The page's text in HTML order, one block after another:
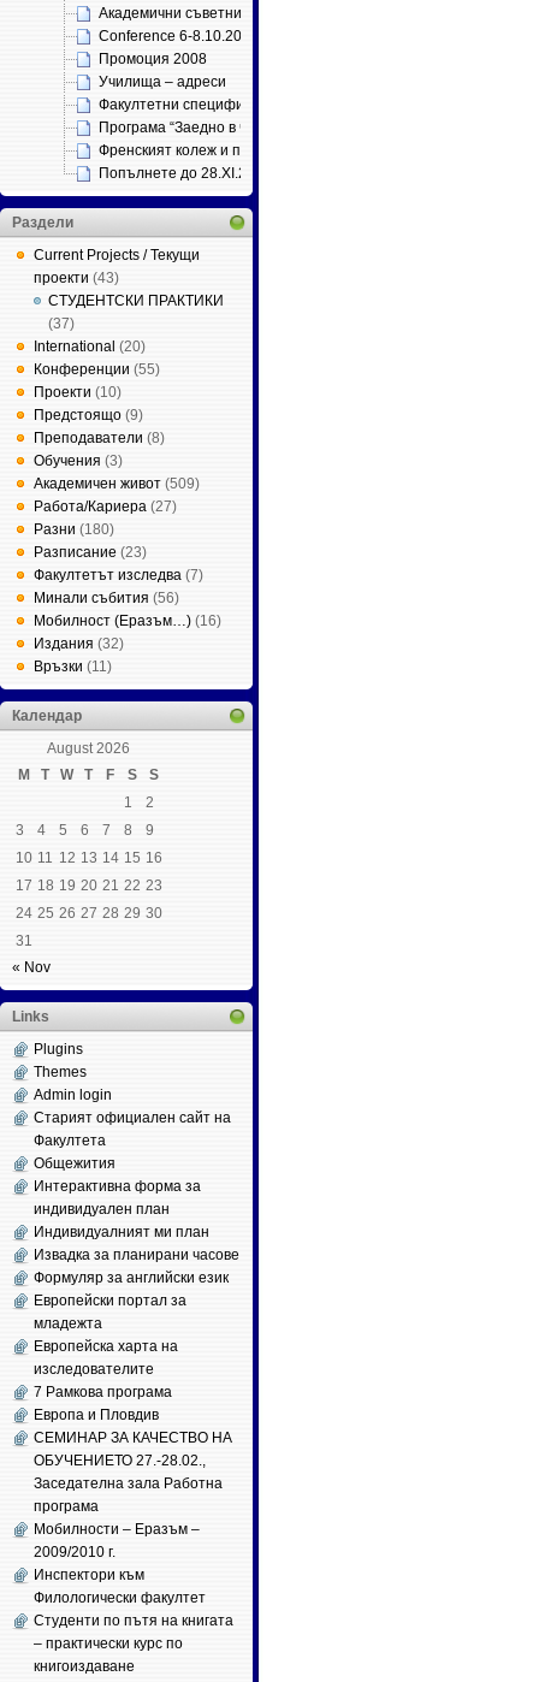
Академични съветници
Conference 6-8.10.2011
Промоция 2008
Училища – адреси
Факултетни специфични изисквания по ЗРАС
Програма “Заедно в час”
Френският колеж и проф. Петър Динеков
Попълнете до 28.ХІ.2012
Раздели
Current Projects / Текущи
проекти (43)
СТУДЕНТСКИ ПРАКТИКИ
(37)
International (20)
Конференции (55)
Проекти (10)
Предстоящо (9)
Преподаватели (8)
Обучения (3)
Академичен живот (509)
Работа/Кариера (27)
Разни (180)
Разписание (23)
Факултетът изследва (7)
Минали събития (56)
Мобилност (Еразъм…) (16)
Издания (32)
Връзки (11)
Календар
August 2026
M
T W T F S
S
1
2
3
4 5 6 7 8
9
10 11 12 13 14 15 16
17 18 19 20 21 22 23
24 25 26 27 28 29 30
31
« Nov
Links
Plugins
Themes
Admin login
Старият официален сайт на
Факултета
Общежития
Интерактивна форма за
индивидуален план
Индивидуалният ми план
Извадка за планирани часове
Формуляр за английски език
Европейски портал за
младежта
Европейска харта на
изследователите
7 Рамкова програма
Европа и Пловдив
СЕМИНАР ЗА КАЧЕСТВО НА
ОБУЧЕНИЕТО 27.-28.02.,
Заседателна зала Работна
програма
Мобилности – Еразъм –
2009/2010 г.
Инспектори към
Филологически факултет
Студенти по пътя на книгата
– практически курс по
книгоиздаване